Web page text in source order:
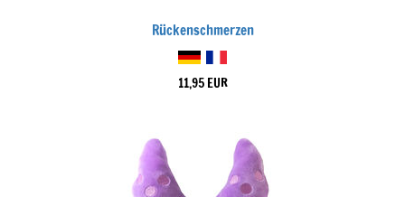
Rückenschmerzen
11,95 EUR